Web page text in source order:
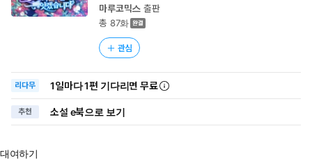
마루코믹스 출판
총 87화
관심
리다무 1일마다1편 기다리면 무료
추천 소설 e북으로 보기
대여하기